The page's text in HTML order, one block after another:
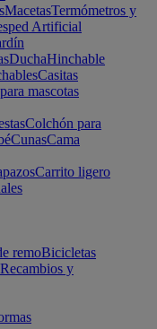
MacetasTermómetros y
Artificial
DuchaHinchable
Casitas
mascotas
Colchón para
CunasCama
Carrito ligero
remoBicicletas
Recambios y